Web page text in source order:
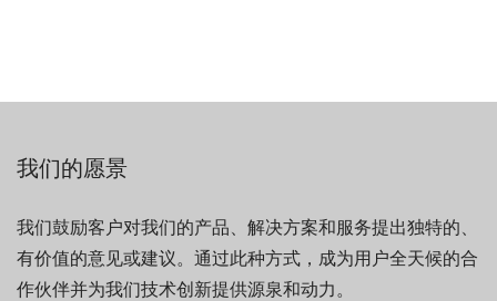
我们的愿景
我们鼓励客户对我们的产品、解决方案和服务提出独特的、
有价值的意见或建议。通过此种方式，成为用户全天候的合
作伙伴并为我们技术创新提供源泉和动力。